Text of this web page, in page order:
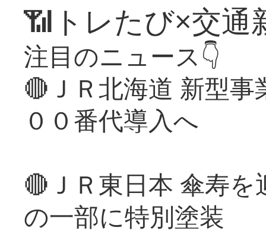
📶トレたび×交通
注目のニュース👇
🔴ＪＲ北海道 新型
００番代導入へ
🔴ＪＲ東日本 傘寿
の一部に特別塗装